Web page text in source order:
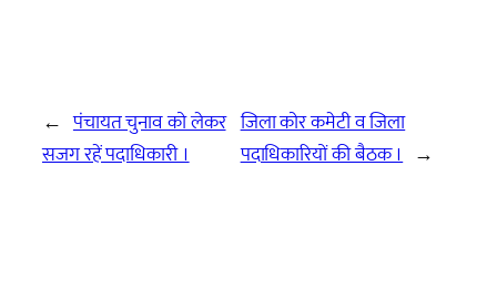
← पंचायत चुनाव को लेकर
सजग रहें पदाधिकारी ।
जिला कोर कमेटी व जिला
पदाधिकारियों की बैठक । →